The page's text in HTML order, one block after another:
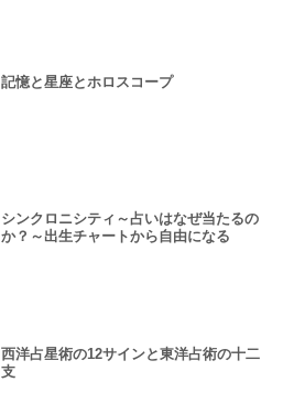
記憶と星座とホロスコープ
シンクロニシティ～占いはなぜ当たるの
か？～出生チャートから自由になる
西洋占星術の12サインと東洋占術の十二
支